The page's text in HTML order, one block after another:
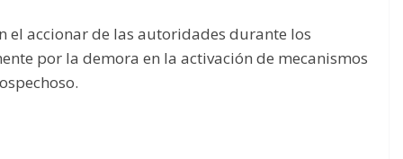
el accionar de las autoridades durante los
por la demora en la activación de mecanismos